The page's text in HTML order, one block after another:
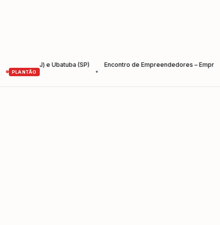
PLANTÃO
(RJ) e Ubatuba (SP)
Encontro de Empreendedores – Empreender